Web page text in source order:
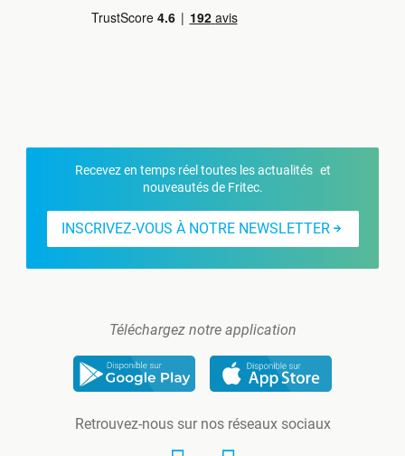
Recevez en temps réel toutes les actualités et
nouveautés de Fritec.
INSCRIVEZ-VOUS À NOTRE NEWSLETTER
Téléchargez notre application
Retrouvez-nous sur nos réseaux sociaux